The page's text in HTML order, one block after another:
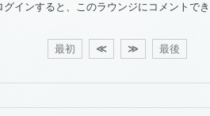
グインすると、このラウンジにコメントで
最初 ≪ ≫ 最後